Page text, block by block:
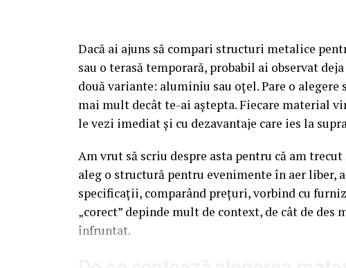
Dacă ai ajuns să compari structuri metalice
sau o terasă temporară, probabil ai observat
două variante: aluminiu sau oțel. Pare o
mai mult decât te-ai aștepta. Fiecare material
le vezi imediat și cu dezavantaje care ies la
Am vrut să scriu despre asta pentru că am
aleg o structură pentru evenimente în aer liber,
specificații, comparând prețuri, vorbind cu
„corect” depinde mult de context, de cât de
înfruntat.